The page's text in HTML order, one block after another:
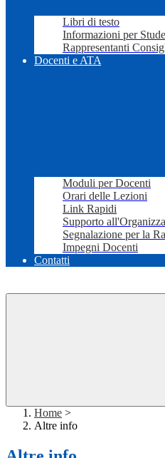
Libri di testo
Informazioni per
Rappresentanti
Docenti e ATA
Moduli per Docenti
Orari delle Lezioni
Link Rapidi
Supporto
Segnalazione per la
Impegni Docenti
Contatti
Home >
Altre info